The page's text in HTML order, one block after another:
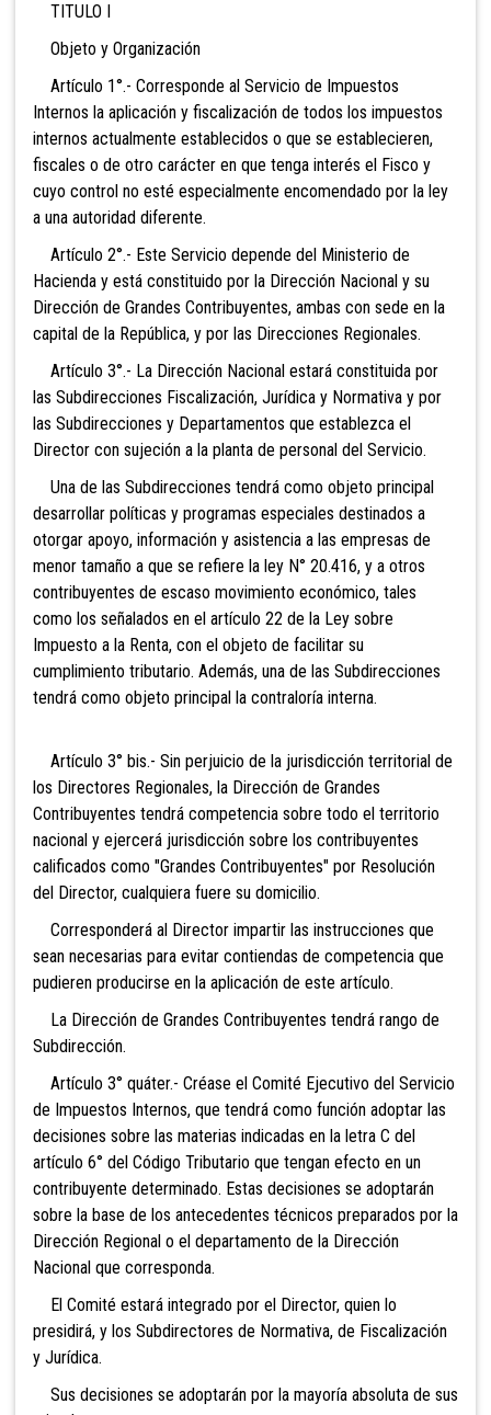
TITULO I
Objeto y Organización
Artículo 1°.- Corresponde al Servicio de Impuestos
Internos la aplicación y fiscalización de todos los impuestos
internos actualmente establecidos o que se establecieren,
fiscales o de otro carácter en que tenga interés el Fisco y
cuyo control no esté especialmente encomendado por la ley
a una autoridad diferente.
Artículo 2°.- Este Servicio depende del Ministerio de
Hacienda y está constituido por la Dirección Nacional y su
Dirección de Grandes Contribuyentes, ambas con sede en la
capital de la República, y por las Direcciones Regionales.
Artículo 3°.- La Dirección Nacional estará constituida por
las Subdirecciones Fiscalización, Jurídica y Normativa y por
las Subdirecciones y Departamentos que establezca el
Director con sujeción a la planta de personal del Servicio.
Una de las Subdirecciones tendrá como objeto principal
desarrollar políticas y programas especiales destinados a
otorgar apoyo, información y asistencia a las empresas de
menor tamaño a que se refiere la ley N° 20.416, y a otros
contribuyentes de escaso movimiento económico, tales
como los señalados en el artículo 22 de la Ley sobre
Impuesto a la Renta, con el objeto de facilitar su
cumplimiento tributario. Además, una de las Subdirecciones
tendrá como objeto principal la contraloría interna.
Artículo 3° bis.- Sin perjuicio de la jurisdicción territorial de
los Directores Regionales, la Dirección de Grandes
Contribuyentes tendrá competencia sobre todo el territorio
nacional y ejercerá jurisdicción sobre los contribuyentes
calificados como "Grandes Contribuyentes" por Resolución
del Director, cualquiera fuere su domicilio.
Corresponderá al Director impartir las instrucciones que
sean necesarias para evitar contiendas de competencia que
pudieren producirse en la aplicación de este artículo.
La Dirección de Grandes Contribuyentes tendrá rango de
Subdirección.
Artículo 3° quáter.- Créase el Comité Ejecutivo del Servicio
de Impuestos Internos, que tendrá como función adoptar las
decisiones sobre las materias indicadas en la letra C del
artículo 6° del Código Tributario que tengan efecto en un
contribuyente determinado. Estas decisiones se adoptarán
sobre la base de los antecedentes técnicos preparados por la
Dirección Regional o el departamento de la Dirección
Nacional que corresponda.
El Comité estará integrado por el Director, quien lo
presidirá, y los Subdirectores de Normativa, de Fiscalización
y Jurídica.
Sus decisiones se adoptarán por la mayoría absoluta de sus